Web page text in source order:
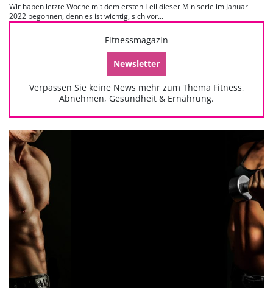
Wir haben letzte Woche mit dem ersten Teil dieser Miniserie im Januar
2022 begonnen, denn es ist wichtig, sich vor...
Fitnessmagazin
Newsletter
Verpassen Sie keine News mehr zum Thema Fitness,
Abnehmen, Gesundheit & Ernährung.